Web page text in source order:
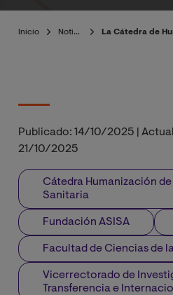
Inicio Noticias La Cátedra de
Publicado: 14/10/2025
21/10/2025
Cátedra Humanización
Sanitaria
Fundación ASISA
Facultad de Ciencias de
Vicerrectorado de
Transferencia e